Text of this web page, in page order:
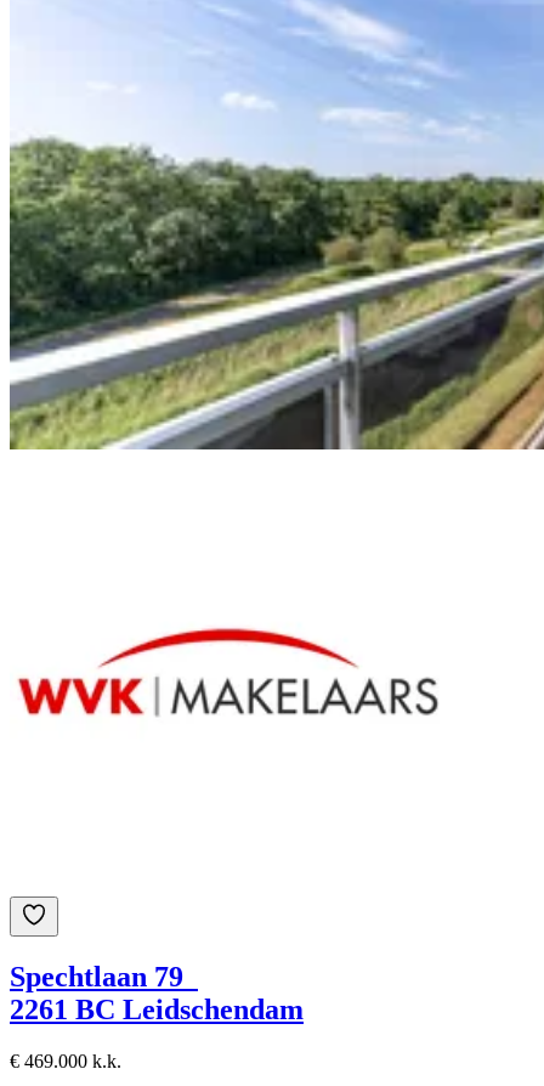
Spechtlaan 79
2261 BC Leidschendam
€ 469.000 k.k.